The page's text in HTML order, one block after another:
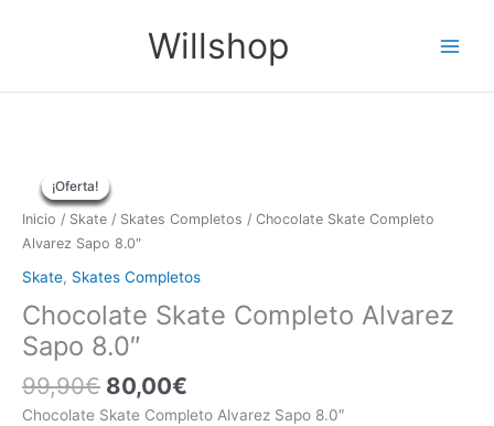
Willshop
Menu
¡Oferta!
Inicio / Skate / Skates Completos / Chocolate Skate Completo
Alvarez Sapo 8.0″
Skate, Skates Completos
Chocolate Skate Completo Alvarez
Sapo 8.0″
99,90€
precio
original
era:
80,00€
actual
es:
Chocolate Skate Completo Alvarez Sapo 8.0″
¡Oferta!
¡Oferta!
precio
original
era:
109,90€.
es:
¡Oferta!
¡Oferta!
precio
original
era:
109,90€.
es:
¡Oferta!
¡Oferta!
precio
original
era:
109,90€.
es: